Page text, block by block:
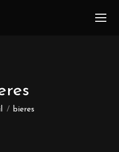
ici :
bieres